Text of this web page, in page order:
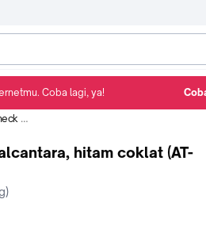
(AT-DSLCG)
hitam coklat (AT-
Coba lagi, ya!